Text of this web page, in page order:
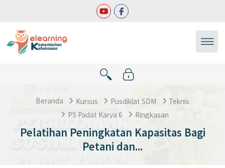
Beranda Kursus Pusdiklat SDM
Teknis
PS Padat Karya 6
Ringkasan
Pelatihan Peningkatan Kapasitas Bagi
Petani dan...